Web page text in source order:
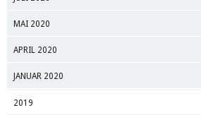
MAI 2020
APRIL 2020
JANUAR 2020
2019